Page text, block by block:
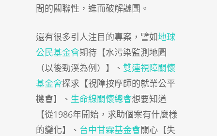
間的關聯性，進而破解謎團。
還有很多引人注目的專案，譬如地球
公民基金會期待【水污染監測地圖
（以後勁溪為例）】、 雙連視障關懷
基金會探求【視障按摩師的就業公平
機會】、 生命線關懷總會想要知道
【從1986年開始，求助個案有什麼樣
的變化】、 台中甘霖基金會關心【失